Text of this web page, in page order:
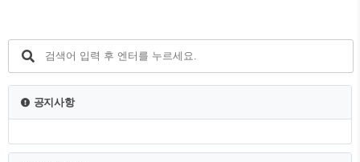
약 캐시백 신청방법 2023년 전기절약 캐시
하시겠죠? 자, 본격적인 신청을 ..
공지사항